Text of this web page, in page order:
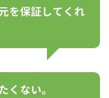
を保証してくれ
くない。